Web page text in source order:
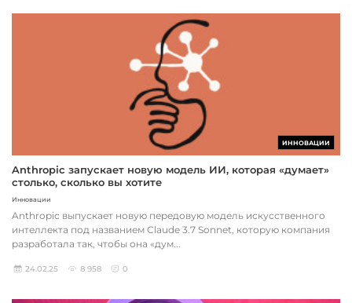
ИННОВАЦИИ
Anthropic запускает новую модель ИИ, которая «думает»
столько, сколько вы хотите
Инновации
Anthropic выпускает новую передовую модель искусственного
интеллекта под названием Claude 3.7 Sonnet, которую компания
разработала так, чтобы она «дум...
24.02.25 8 958 0